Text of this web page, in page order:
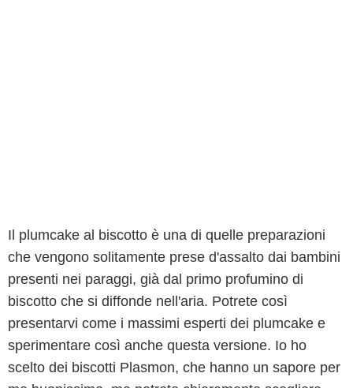
Il plumcake al biscotto è una di quelle preparazioni
che vengono solitamente prese d'assalto dai bambini
presenti nei paraggi, già dal primo profumino di
biscotto che si diffonde nell'aria. Potrete così
presentarvi come i massimi esperti dei plumcake e
sperimentare così anche questa versione. Io ho
scelto dei biscotti Plasmon, che hanno un sapore per